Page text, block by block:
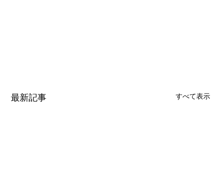
最新記事 すべて表示